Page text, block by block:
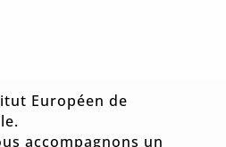
Européen de
accompagnons un